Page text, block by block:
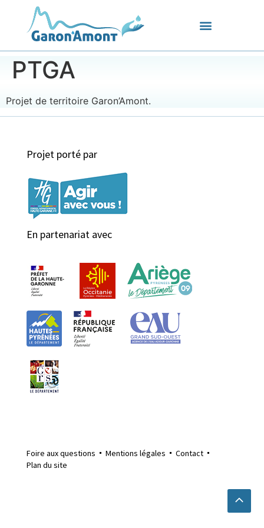
PTGA
Projet de territoire Garon’Amont.
Projet porté par
En partenariat avec
Foire aux questions Mentions légales
Contact
Plan du site